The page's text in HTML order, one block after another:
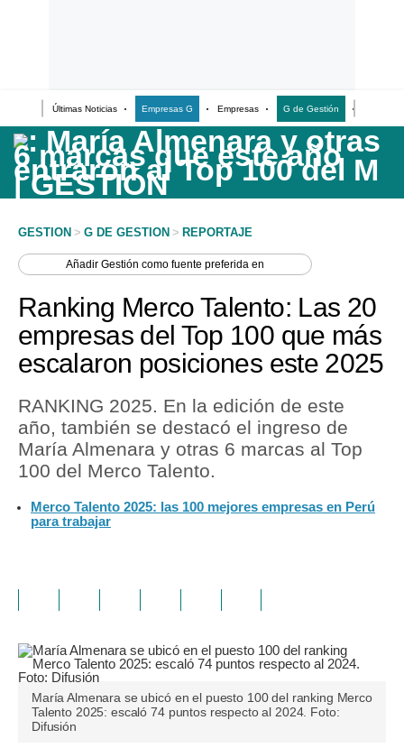
Últimas Noticias Empresas G Empresas G de Gestión
Últimas Noticias
Casos de Estudio
Columnistas
Lifestyle
GESTION > G DE GESTION > REPORTAJE
AñadirGestión como fuente preferida en
Ranking Merco Talento: Las 20
empresas del Top 100 que más
escalaron posiciones este 2025
RANKING 2025. En la edición de este
año, también se destacó el ingreso de
María Almenara y otras 6 marcas al Top
100 del Merco Talento.
Merco Talento 2025: las 100 mejores empresas en Perú
para trabajar
María Almenara se ubicó en el puesto 100 del ranking Merco
Talento 2025: escaló 74 puntos respecto al 2024. Foto:
Difusión